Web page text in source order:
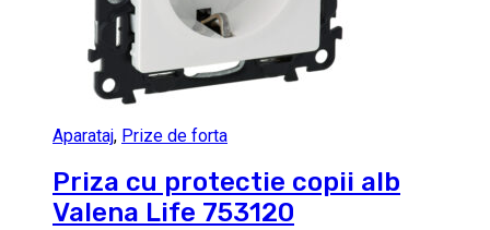
Aparataj, Prize de forta
Priza cu protectie copii alb
Valena Life 753120